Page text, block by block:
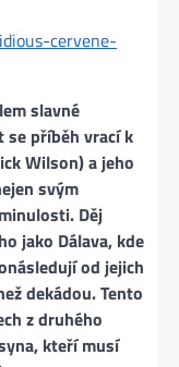
cervene-
slavné
se příběh vrací k
Wilson) a jeho
svým
Děj
jako Dálava, kde
od jejich
dekádou. Tento
z druhého
kteří musí